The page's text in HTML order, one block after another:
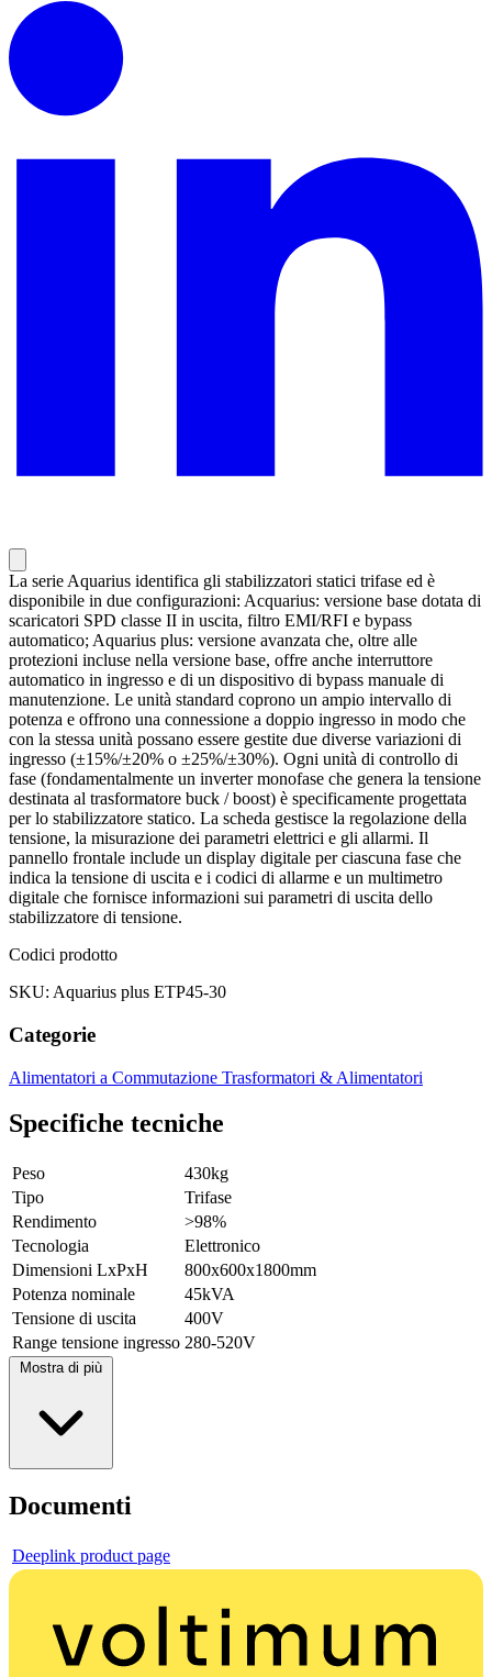
La serie Aquarius identifica gli stabilizzatori statici trifase ed è
disponibile in due configurazioni: Acquarius: versione base dotata di
scaricatori SPD classe II in uscita, filtro EMI/RFI e bypass
automatico; Aquarius plus: versione avanzata che, oltre alle
protezioni incluse nella versione base, offre anche interruttore
automatico in ingresso e di un dispositivo di bypass manuale di
manutenzione. Le unità standard coprono un ampio intervallo di
potenza e offrono una connessione a doppio ingresso in modo che
con la stessa unità possano essere gestite due diverse variazioni di
ingresso (±15%/±20% o ±25%/±30%). Ogni unità di controllo di
fase (fondamentalmente un inverter monofase che genera la tensione
destinata al trasformatore buck / boost) è specificamente progettata
per lo stabilizzatore statico. La scheda gestisce la regolazione della
tensione, la misurazione dei parametri elettrici e gli allarmi. Il
pannello frontale include un display digitale per ciascuna fase che
indica la tensione di uscita e i codici di allarme e un multimetro
digitale che fornisce informazioni sui parametri di uscita dello
stabilizzatore di tensione.
Codici prodotto
SKU: Aquarius plus ETP45-30
Categorie
Alimentatori a Commutazione Trasformatori & Alimentatori
Specifiche tecniche
Peso
430kg
Tipo
Trifase
Rendimento
>98%
Tecnologia
Elettronico
Dimensioni LxPxH
800x600x1800mm
Potenza nominale
45kVA
Tensione di uscita
400V
Range tensione ingresso 280-520V
Mostra di più
Documenti
Deeplink product page